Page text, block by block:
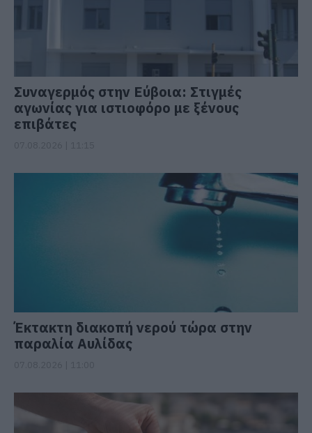
Συναγερμός στην Εύβοια: Στιγμές
αγωνίας για ιστιοφόρο με ξένους
επιβάτες
Έκτακτη διακοπή νερού τώρα στην
παραλία Αυλίδας